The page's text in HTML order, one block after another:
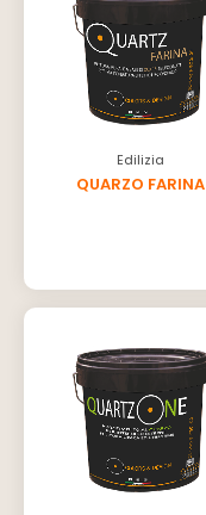
Edilizia
QUARZO FARINA